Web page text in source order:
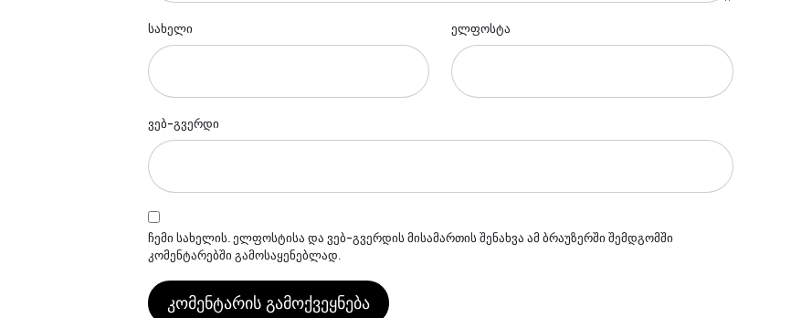
სახელი ელფოსტა
ვებ-გვერდი
ჩემი სახელის. ელფოსტისა და ვებ-გვერდის მისამართის შენახვა ამ ბრაუზერში შემდგომში
კომენტარებში გამოსაყენებლად.